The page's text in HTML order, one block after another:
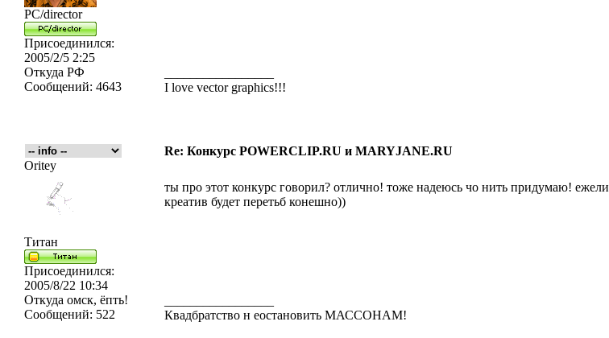
PC/director
Присоединился:
2005/2/5 2:25
Откуда РФ
Сообщений: 4643
I love vector graphics!!!
Re: Конкурс POWERCLIP.RU и MARYJANE.RU
Oritey
Титан
Присоединился:
2005/8/22 10:34
Откуда омск, ёпть!
Сообщений: 522
ты про этот конкурс говорил? отлично! тоже надеюсь чо нить придумаю! ежели
креатив будет перетьб конешно))
Квадбратство н еостановить МАССОНАМ!